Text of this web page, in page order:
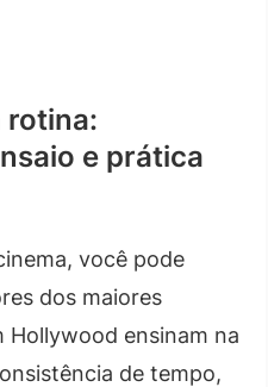
rotina:
e prática
você pode
dos maiores
Hollywood ensinam na
de tempo,